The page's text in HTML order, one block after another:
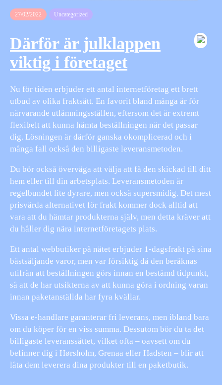
27/02/2022 Uncategorized
Därför är julklappen
viktig i företaget
Nu för tiden erbjuder ett antal internetföretag ett brett
utbud av olika fraktsätt. En favorit bland många är för
närvarande utlämningsställen, eftersom det är extremt
flexibelt att kunna hämta beställningen när det passar
dig. Lösningen är därför ganska okomplicerad och i
många fall också den billigaste leveransmetoden.
Du bör också överväga att välja att få den skickad till ditt
hem eller till din arbetsplats. Leveransmetoden är
regelbundet lite dyrare, men också supersmidig. Det mest
prisvärda alternativet för frakt kommer dock alltid att
vara att du hämtar produkterna själv, men detta kräver att
du håller dig nära internetföretagets plats.
Ett antal webbutiker på nätet erbjuder 1-dagsfrakt på sina
bästsäljande varor, men var försiktig då den beräknas
utifrån att beställningen görs innan en bestämd tidpunkt,
så att de har utsikterna av att kunna göra i ordning varan
innan paketanställda har fyra kvällar.
Vissa e-handlare garanterar fri leverans, men ibland bara
om du köper för en viss summa. Dessutom bör du ta det
billigaste leveranssättet, vilket ofta – oavsett om du
befinner dig i Hørsholm, Grenaa eller Hadsten – blir att
låta dem leverera dina produkter till en paketbutik.